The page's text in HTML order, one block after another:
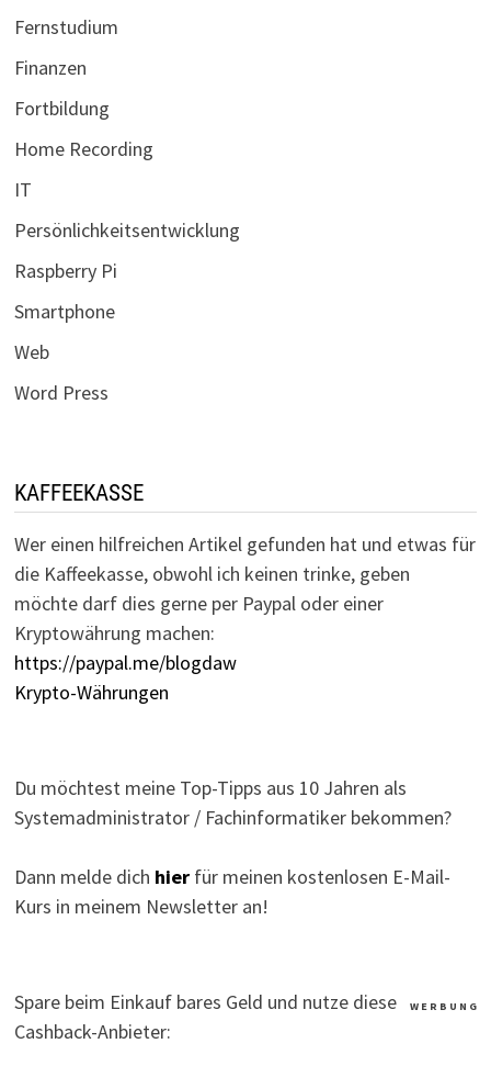
Fernstudium
Finanzen
Fortbildung
Home Recording
IT
Persönlichkeitsentwicklung
Raspberry Pi
Smartphone
Web
Word Press
KAFFEEKASSE
Wer einen hilfreichen Artikel gefunden hat und etwas für
die Kaffeekasse, obwohl ich keinen trinke, geben
möchte darf dies gerne per Paypal oder einer
Kryptowährung machen:
https://paypal.me/blogdaw
Krypto-Währungen
Du möchtest meine Top-Tipps aus 10 Jahren als
Systemadministrator / Fachinformatiker bekommen?
Dann melde dich hierfür meinen kostenlosen E-Mail-
Kurs in meinem Newsletter an!
W E R B U N G
Spare beim Einkauf bares Geld und nutze diese
Cashback-Anbieter: